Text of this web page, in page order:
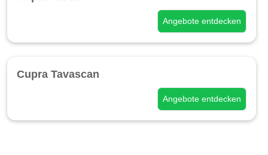
Angebote entdecken
Cupra Tavascan
Angebote entdecken